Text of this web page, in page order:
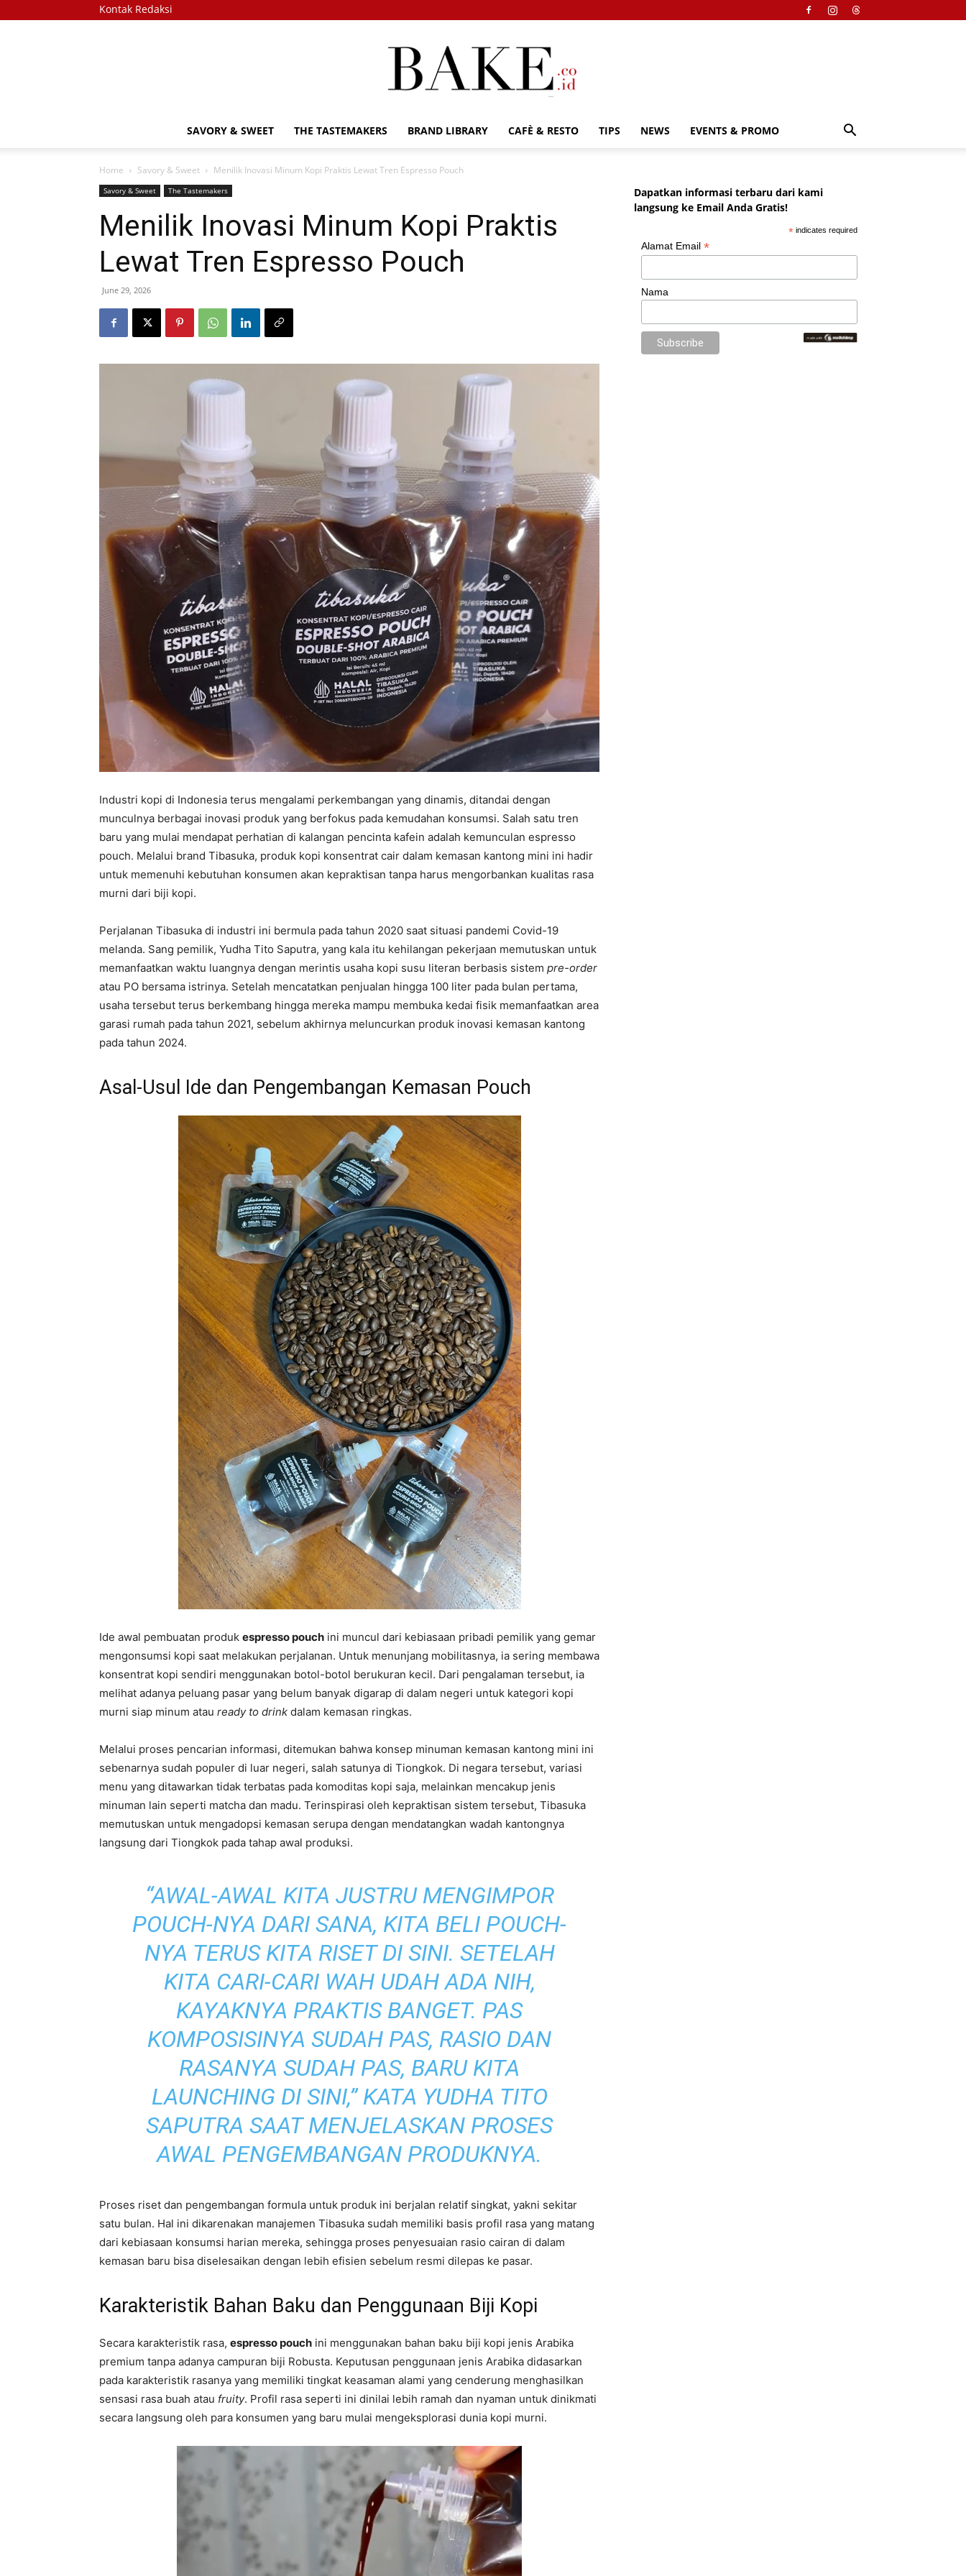
Kontak Redaksi
SAVORY & SWEET THE TASTEMAKERS BRAND LIBRARY CAFÈ & RESTO TIPS NEWS EVENTS & PROMO
Home Savory & Sweet Menilik Inovasi Minum Kopi Praktis Lewat Tren Espresso Pouch
Savory & Sweet The Tastemakers
Menilik Inovasi Minum Kopi Praktis
Lewat Tren Espresso Pouch
June 29, 2026
Industri kopi di Indonesia terus mengalami perkembangan yang dinamis, ditandai dengan
munculnya berbagai inovasi produk yang berfokus pada kemudahan konsumsi. Salah satu tren
baru yang mulai mendapat perhatian di kalangan pencinta kafein adalah kemunculan espresso
pouch. Melalui brand Tibasuka, produk kopi konsentrat cair dalam kemasan kantong mini ini hadir
untuk memenuhi kebutuhan konsumen akan kepraktisan tanpa harus mengorbankan kualitas rasa
murni dari biji kopi.
Perjalanan Tibasuka di industri ini bermula pada tahun 2020 saat situasi pandemi Covid-19
melanda. Sang pemilik, Yudha Tito Saputra, yang kala itu kehilangan pekerjaan memutuskan untuk
memanfaatkan waktu luangnya dengan merintis usaha kopi susu literan berbasis sistem pre-order
atau PO bersama istrinya. Setelah mencatatkan penjualan hingga 100 liter pada bulan pertama,
usaha tersebut terus berkembang hingga mereka mampu membuka kedai fisik memanfaatkan area
garasi rumah pada tahun 2021, sebelum akhirnya meluncurkan produk inovasi kemasan kantong
pada tahun 2024.
Asal-Usul Ide dan Pengembangan Kemasan Pouch
Ide awal pembuatan produk espresso pouch ini muncul dari kebiasaan pribadi pemilik yang gemar
mengonsumsi kopi saat melakukan perjalanan. Untuk menunjang mobilitasnya, ia sering membawa
konsentrat kopi sendiri menggunakan botol-botol berukuran kecil. Dari pengalaman tersebut, ia
melihat adanya peluang pasar yang belum banyak digarap di dalam negeri untuk kategori kopi
murni siap minum atau ready to drink dalam kemasan ringkas.
Melalui proses pencarian informasi, ditemukan bahwa konsep minuman kemasan kantong mini ini
sebenarnya sudah populer di luar negeri, salah satunya di Tiongkok. Di negara tersebut, variasi
menu yang ditawarkan tidak terbatas pada komoditas kopi saja, melainkan mencakup jenis
minuman lain seperti matcha dan madu. Terinspirasi oleh kepraktisan sistem tersebut, Tibasuka
memutuskan untuk mengadopsi kemasan serupa dengan mendatangkan wadah kantongnya
langsung dari Tiongkok pada tahap awal produksi.
“AWAL-AWAL KITA JUSTRU MENGIMPOR
POUCH-NYA DARI SANA, KITA BELI POUCH-
NYA TERUS KITA RISET DI SINI. SETELAH
KITA CARI-CARI WAH UDAH ADA NIH,
KAYAKNYA PRAKTIS BANGET. PAS
KOMPOSISINYA SUDAH PAS, RASIO DAN
RASANYA SUDAH PAS, BARU KITA
LAUNCHING DI SINI,” KATA YUDHA TITO
SAPUTRA SAAT MENJELASKAN PROSES
AWAL PENGEMBANGAN PRODUKNYA.
Proses riset dan pengembangan formula untuk produk ini berjalan relatif singkat, yakni sekitar
satu bulan. Hal ini dikarenakan manajemen Tibasuka sudah memiliki basis profil rasa yang matang
dari kebiasaan konsumsi harian mereka, sehingga proses penyesuaian rasio cairan di dalam
kemasan baru bisa diselesaikan dengan lebih efisien sebelum resmi dilepas ke pasar.
Karakteristik Bahan Baku dan Penggunaan Biji Kopi
Secara karakteristik rasa, espresso pouch ini menggunakan bahan baku biji kopi jenis Arabika
premium tanpa adanya campuran biji Robusta. Keputusan penggunaan jenis Arabika didasarkan
pada karakteristik rasanya yang memiliki tingkat keasaman alami yang cenderung menghasilkan
sensasi rasa buah atau fruity. Profil rasa seperti ini dinilai lebih ramah dan nyaman untuk dinikmati
secara langsung oleh para konsumen yang baru mulai mengeksplorasi dunia kopi murni.
Dapatkan informasi terbaru dari kami
langsung ke Email Anda Gratis!
* indicates required
Alamat Email *
Nama